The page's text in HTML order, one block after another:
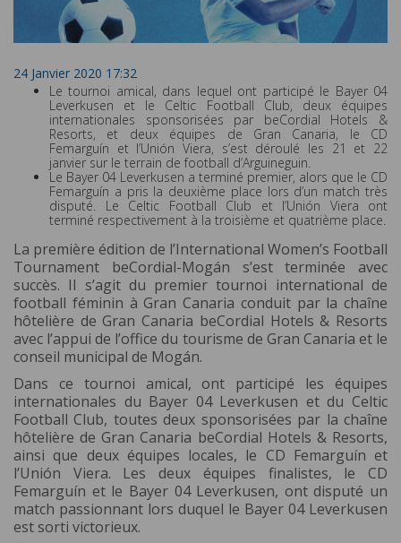
24 Janvier 2020 17:32
Le tournoi amical, dans lequel ont participé le Bayer 04
Leverkusen et le Celtic Football Club, deux équipes
internationales sponsorisées par beCordial Hotels &
Resorts, et deux équipes de Gran Canaria, le CD
Femarguín et l’Unión Viera, s’est déroulé les 21 et 22
janvier sur le terrain de football d’Arguineguin.
Le Bayer 04 Leverkusen a terminé premier, alors que le CD
Femarguín a pris la deuxième place lors d’un match très
disputé. Le Celtic Football Club et l’Unión Viera ont
terminé respectivement à la troisième et quatrième place.
La première édition de l’International Women’s Football
Tournament beCordial-Mogán s’est terminée avec
succès. Il s’agit du premier tournoi international de
football féminin à Gran Canaria conduit par la chaîne
hôtelière de Gran Canaria beCordial Hotels & Resorts
avec l’appui de l’office du tourisme de Gran Canaria et le
conseil municipal de Mogán.
Dans ce tournoi amical, ont participé les équipes
internationales du Bayer 04 Leverkusen et du Celtic
Football Club, toutes deux sponsorisées par la chaîne
hôtelière de Gran Canaria beCordial Hotels & Resorts,
ainsi que deux équipes locales, le CD Femarguín et
l’Unión Viera. Les deux équipes finalistes, le CD
Femarguín et le Bayer 04 Leverkusen, ont disputé un
match passionnant lors duquel le Bayer 04 Leverkusen
est sorti victorieux.